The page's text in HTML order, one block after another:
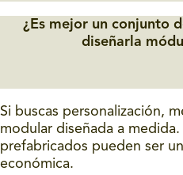
¿Es mejor un conjunto
diseñarla
Si buscas personalización,
modular diseñada a
prefabricados pueden ser
económica.